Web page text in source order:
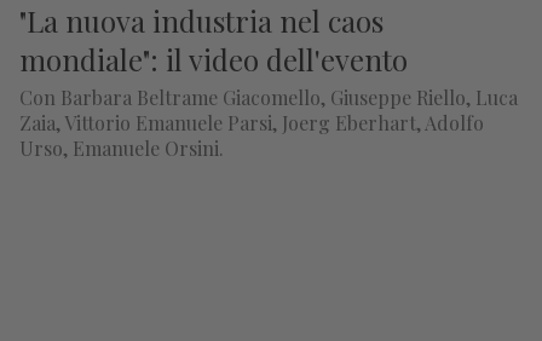
"La nuova industria nel caos
mondiale": il video dell'evento
Con Barbara Beltrame Giacomello, Giuseppe Riello, Luca
Zaia, Vittorio Emanuele Parsi, Joerg Eberhart, Adolfo
Urso, Emanuele Orsini.